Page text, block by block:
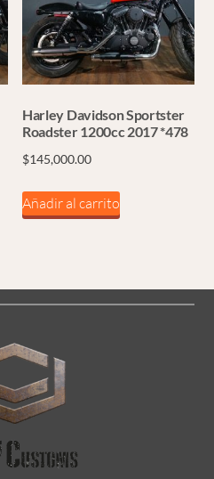
Harley Davidson Sportster
Roadster 1200cc 2017 *478
$145,000.00
Añadir al carrito